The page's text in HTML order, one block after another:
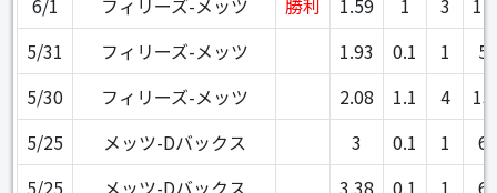
5/31
フィリーズ-メッツ 1.93 0.1 1
5
5/30
フィリーズ-メッツ 2.08 1.1 4
13
5/25
メッツ-Dバックス 3 0.1 1
6
5/25
メッツ-Dバックス 3.38 0.1 1
6